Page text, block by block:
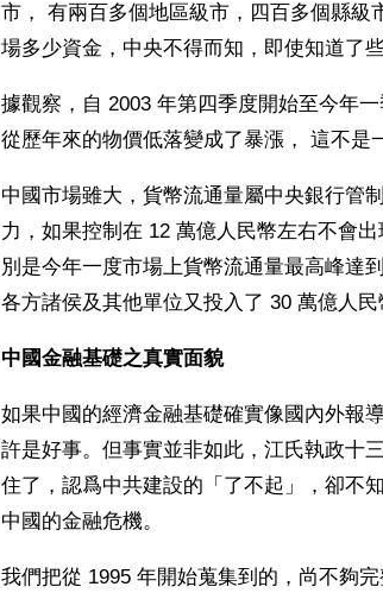
市， 有兩百多個地區級市，四百多個縣
場多少資金，中央不得而知，即使知道了
據觀察，自 2003 年第四季度開始至今年
從歷年來的物價低落變成了暴漲， 這不是
中國市場雖大，貨幣流通量屬中央銀行管
力，如果控制在 12 萬億人民幣左右不會
別是今年一度市場上貨幣流通量最高峰達
各方諸侯及其他單位又投入了 30 萬億人民
中國金融基礎之真實面貌
如果中國的經濟金融基礎確實像國內外報
許是好事。但事實並非如此，江氏執政十
住了，認爲中共建設的「了不起」，卻不
中國的金融危機。
我們把從 1995 年開始蒐集到的，尚不夠